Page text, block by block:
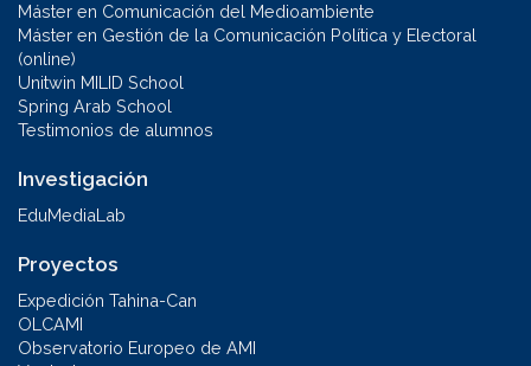
Máster en Comunicación del Medioambiente
Máster en Gestión de la Comunicación Política y Electoral
(online)
Unitwin MILID School
Spring Arab School
Testimonios de alumnos
Investigación
EduMediaLab
Proyectos
Expedición Tahina-Can
OLCAMI
Observatorio Europeo de AMI